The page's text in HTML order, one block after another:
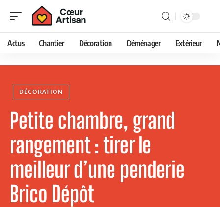
Actus Chantier Décoration Déménager Extérieur
DÉCORATION
Petite chambre, grand
rangement : tirer le
meilleur d’une penderie
Brico Dépôt